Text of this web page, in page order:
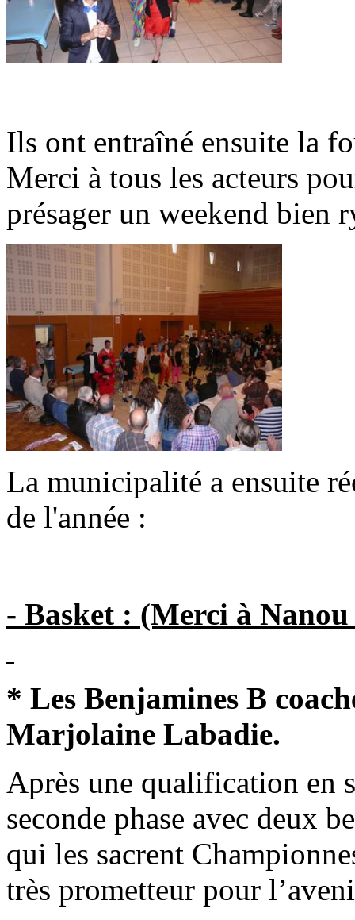
Ils ont entraîné ensuite la
Merci à tous les acteurs
présager un weekend bien
La municipalité a ensuite
de l'année :
- Basket : (Merci à
* Les Benjamines B
Marjolaine Labadie.
Après une qualification en
seconde phase avec deux
qui les sacrent
très prometteur pour